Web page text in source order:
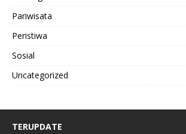
Pariwisata
Peristiwa
Sosial
Uncategorized
TERUPDATE